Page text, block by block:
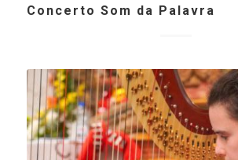
Concerto Som da Palavra